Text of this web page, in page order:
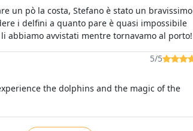
un pò la costa, Stefano è stato un bravissimo
i delfini a quanto pare è quasi impossibile
abbiamo avvistati mentre tornavamo al porto!
5/5
the dolphins and the magic of the